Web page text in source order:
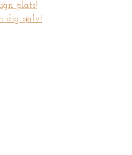
plats!
dig själv!